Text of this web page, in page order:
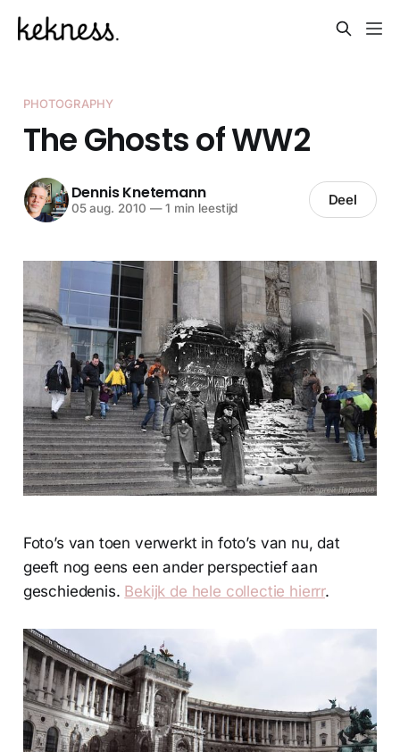
PHOTOGRAPHY
The Ghosts of WW2
Dennis Knetemann
05 aug. 2010 —1 min leestijd Deel
Foto’s van toen verwerkt in foto’s van nu, dat
geeft nog eens een ander perspectief aan
geschiedenis. Bekijk de hele collectie hierrr.